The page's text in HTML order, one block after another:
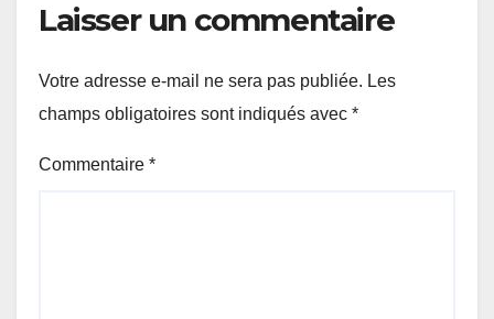
Laisser un commentaire
Votre adresse e-mail ne sera pas publiée. Les
champs obligatoires sont indiqués avec *
Commentaire *